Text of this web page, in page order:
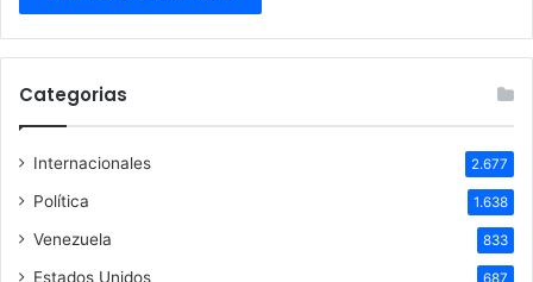
Categorias
Internacionales 2.677
Política 1.638
Venezuela 833
Estados Unidos 687